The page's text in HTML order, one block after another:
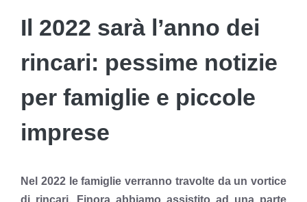
Il 2022 sarà l’anno dei
rincari: pessime notizie
per famiglie e piccole
imprese
Nel 2022 le famiglie verranno travolte da un vortice
di rincari. Finora abbiamo assistito ad una parte